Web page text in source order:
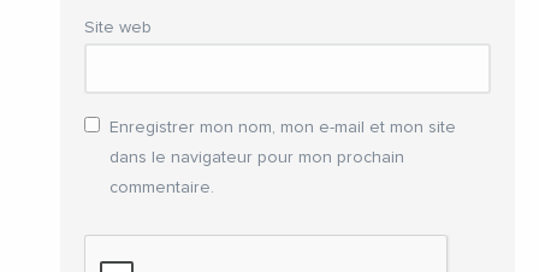
Site web
Enregistrer mon nom, mon e-mail et mon site
dans le navigateur pour mon prochain
commentaire.